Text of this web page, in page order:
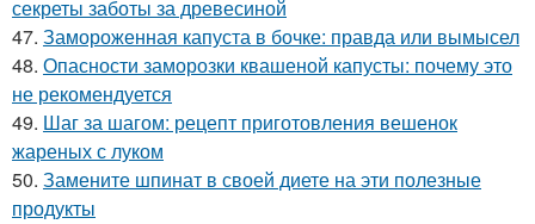
секреты заботы за древесиной
47. Замороженная капуста в бочке: правда или вымысел
48. Опасности заморозки квашеной капусты: почему это
не рекомендуется
49. Шаг за шагом: рецепт приготовления вешенок
жареных с луком
50. Замените шпинат в своей диете на эти полезные
продукты